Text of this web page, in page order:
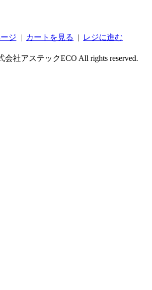
ジ | カートを見る | レジに進む
会社アステックECO All rights reserved.